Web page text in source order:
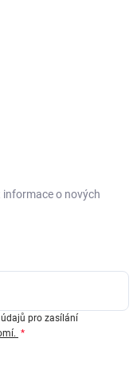
informace o nových
pro zasílání